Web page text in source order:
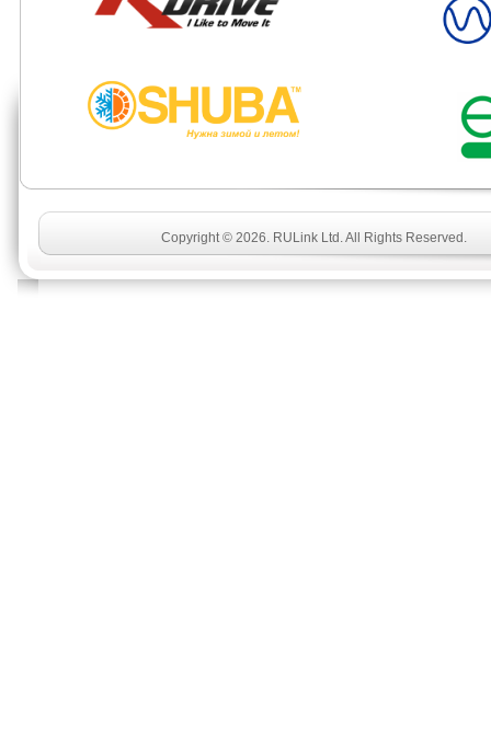
Copyright © 2026. RULink Ltd. All Rights Reserved.